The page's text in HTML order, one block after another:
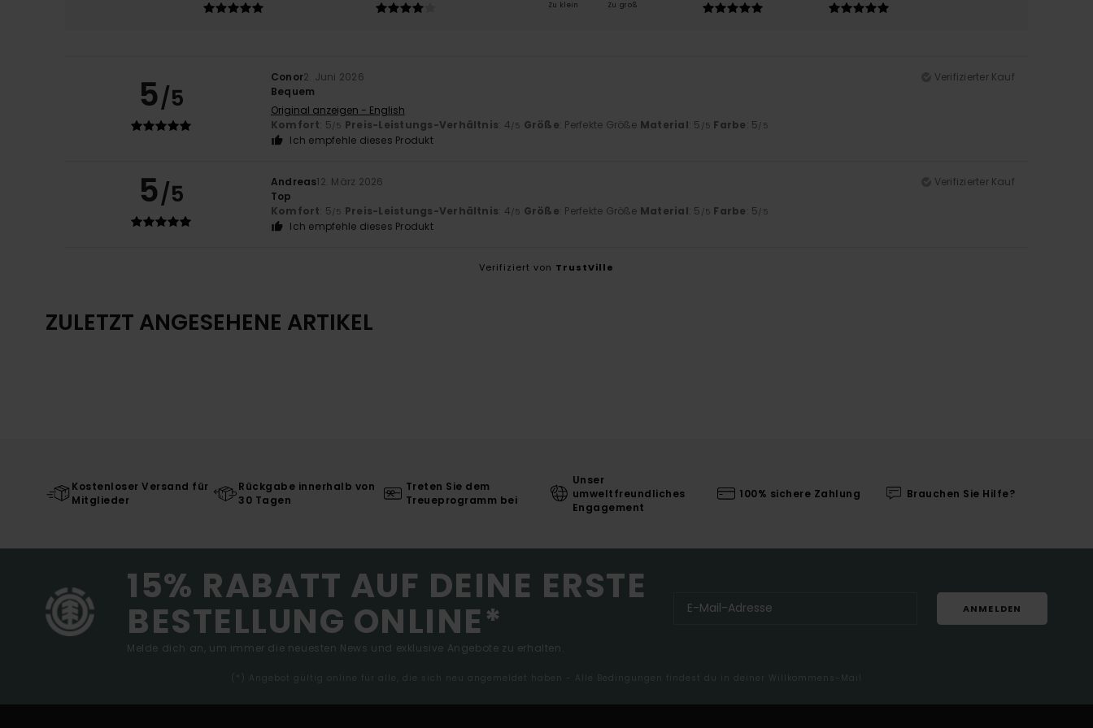
Zu klein Zu groß
5/5
Conor2. Juni 2026
Verifizierter Kauf
Bequem
Original anzeigen - English
Komfort: 5/5 Preis-Leistungs-Verhältnis: 4/5 Größe: Perfekte Größe Material: 5 /5 Farbe: 5/5
Ich empfehle dieses Produkt
5/5 Andreas12. März 2026
Verifizierter Kauf
Top
Komfort: 5/5 Preis-Leistungs-Verhältnis: 4/5 Größe: Perfekte Größe Material: 5 /5 Farbe: 5/5
Ich empfehle dieses Produkt
Verifiziert von TrustVille
ZULETZT ANGESEHENE ARTIKEL
Kostenloser Versand für
Mitglieder
Rückgabe innerhalb von
30 Tagen
Treten Sie dem
Treueprogramm bei
Unser
umweltfreundliches
Engagement
100% sichere Zahlung Brauchen Sie Hilfe?
15% RABATT AUF DEINE ERSTE
BESTELLUNG ONLINE*
Melde dich an, um immer die neuesten News und exklusive Angebote zu erhalten.
ANMELDEN
(*) Angebot gültig online für alle, die sich neu angemeldet haben - Alle Bedingungen findest du in deiner Willkommens-Mail